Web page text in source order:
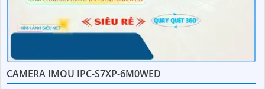
CAMERA IMOU IPC-S7XP-6M0WED